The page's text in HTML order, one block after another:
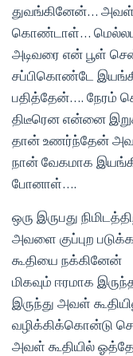
துவங்கினேன்…
கொண்டாள்…
அடிவரை என் பூள்
சப்பிகொண்டே
பதித்தேன்…. நேரம்
திடீரென என்னை
தான் உணர்ந்தேன்
நான் வேகமாக
போனாள்….
ஒரு இருபது
அவளை குப்புற
கூதியை நக்கினேன்
மிகவும் ஈரமாக
இருந்து அவள்
வழிக்கிக்கொன்டு
அவள் கூதியில்